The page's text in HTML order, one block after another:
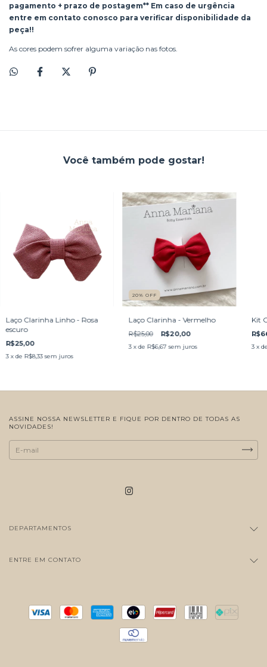
pagamento + prazo de postagem** Em caso de urgência
entre em contato conosco para verificar disponibilidade da
peça!!
As cores podem sofrer alguma variação nas fotos.
Você também pode gostar!
Laço Clarinha Linho - Rosa
escuro
R$25,00
3 x de R$8,33 sem juros
20% OFF
Laço Clarinha - Vermelho
R$25,00 R$20,00
3 x de R$6,67 sem juros
Kit
3 x
ASSINE NOSSA NEWSLETTER E FIQUE POR DENTRO DE TODAS AS
NOVIDADES!
DEPARTAMENTOS
ENTRE EM CONTATO